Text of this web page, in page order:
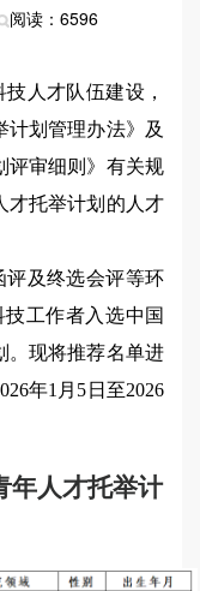
阅读：6596
人才队伍建设，
计划管理办法》及
评审细则》有关规
才托举计划的人才
评及终选会评等环
技工作者入选中国
。现将推荐名单进
6年1月 5 日至2026
年人才托举计